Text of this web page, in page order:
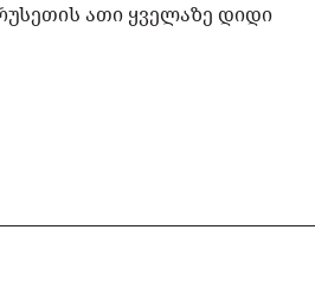
ათი ყველაზე დიდი